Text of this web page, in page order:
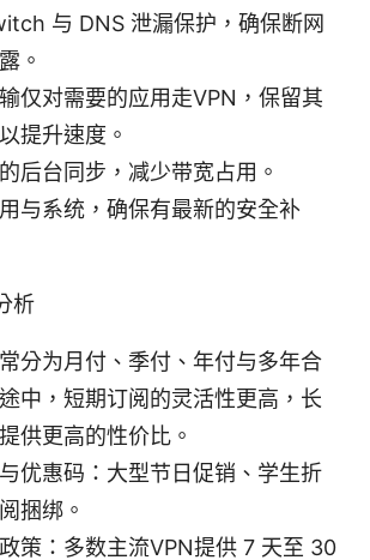
与 DNS 泄漏保护，确保断网
。
仅对需要的应用走VPN，保留其
提升速度。
后台同步，减少带宽占用。
与系统，确保有最新的安全补
析
分为月付、季付、年付与多年合
中，短期订阅的灵活性更高，长
供更高的性价比。
优惠码：大型节日促销、学生折
捆绑。
策：多数主流VPN提供 7 天至 30